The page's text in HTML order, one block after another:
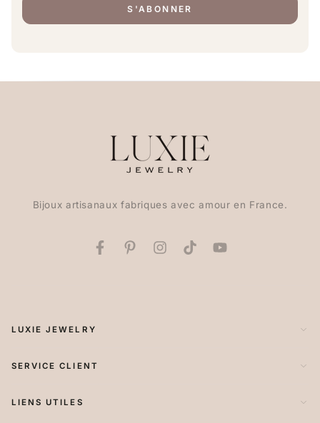
S'ABONNER
Bijoux artisanaux fabriques avec amour en France.
FacebookPinterestInstagramTikTokYouTube
LUXIE JEWELRY
SERVICE CLIENT
LIENS UTILES